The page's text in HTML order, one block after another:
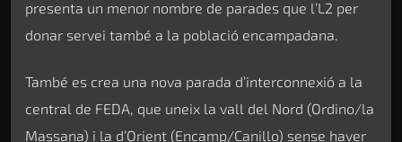
presenta un menor nombre de parades que l’L2 per
donar servei també a la població encampadana.
També es crea una nova parada d’interconnexió a la
central de FEDA, que uneix la vall del Nord (Ordino/la
Massana) i la d’Orient (Encamp/Canillo) sense haver